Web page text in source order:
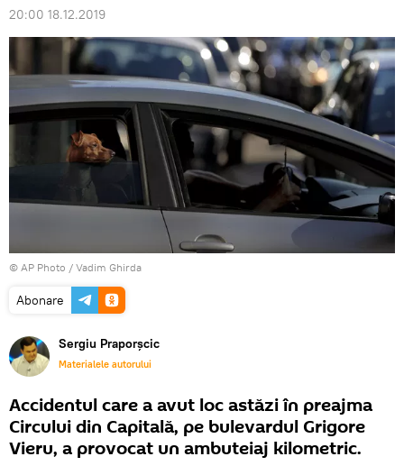
20:00 18.12.2019
© AP Photo / Vadim Ghirda
Abonare
Sergiu Praporșcic
Materialele autorului
Accidentul care a avut loc astăzi în preajma
Circului din Capitală, pe bulevardul Grigore
Vieru, a provocat un ambuteiaj kilometric.